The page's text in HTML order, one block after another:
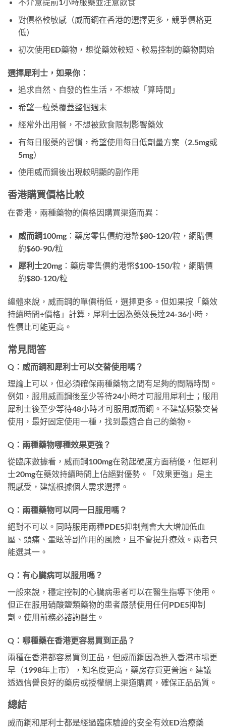
對價格較敏感（威而鋼在香港的選擇更多，競爭價格更
低）
初次使用ED藥物，想從藥效較短、較易控制的藥物開始
選擇犀利士，如果你：
追求自然、自發的性生活，不想被「算時間」
希望一粒藥覆蓋整個週末
經常外出用餐，不想被飲食限制影響藥效
有每日服藥的習慣，希望使用每日低劑量方案（2.5mg或
5mg）
使用威而鋼後出現較明顯的副作用
香港購買價格比較
在香港，兩種藥物的價格因購買渠道而異：
威而鋼100mg：藥房零售價約港幣$80-120/粒，網購價
約$60-90/粒
犀利士20mg：藥房零售價約港幣$100-150/粒，網購價
約$80-120/粒
總體來說，威而鋼的單價稍低，選擇更多。但如果按「藥效
持續時間÷價格」計算，犀利士因為藥效長達24-36小時，
性價比可能更高。
常見問答
Q：威而鋼和犀利士可以交替使用嗎？
理論上可以，但必須確保兩種藥物之間有足夠的間隔時間。
例如，服用威而鋼後至少等待24小時才可服用犀利士；服用
犀利士後至少等待48小時才可服用威而鋼。不建議頻繁交替
使用，最好固定使用一種，找到最適合自己的藥物。
Q：兩種藥物哪種效果更強？
從臨床數據看，威而鋼100mg在勃起硬度方面稍優，但犀利
士20mg在藥效持續時間上佔絕對優勢。「效果更強」是主
觀感受，建議根據個人需求選擇。
Q：兩種藥物可以同一日服用嗎？
絕對不可以。同時服用兩種PDE5抑制劑會大大增加低血
壓、頭痛、暈眩等副作用的風險，且不會提升療效。兩者只
能選其一。
Q：有心臟病可以服用嗎？
一般來說，穩定控制的心臟病患者可以在醫生指導下使用。
但正在服用硝酸鹽類藥物的患者嚴禁使用任何PDE5抑制
劑。使用前務必諮詢醫生。
Q：哪種藥在香港更容易買到正品？
兩種在香港都容易買到正品，但威而鋼因為進入香港市場更
早（1998年上市），知名度更高，藥房存貨更普遍。建議
透過信譽良好的藥房或授權網上渠道購買，確保正品品質。
總結
威而鋼和犀利士都是經過臨床驗證的安全有效ED治療藥